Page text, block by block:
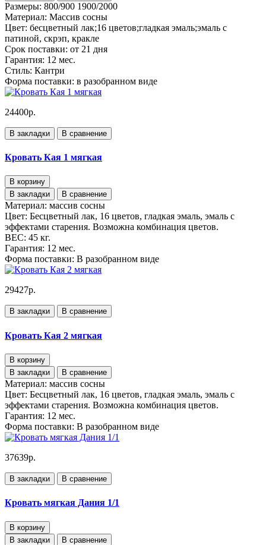
Размеры: 800/900 1900/2000
Материал: Массив сосны
Цвет: бесцветный лак;16 цветов;гладкая эмаль;эмаль с
патиной, скрэп, кракле
Срок поставки: от 21 дня
Гарантия: 12 мес.
Стиль: Кантри
Форма поставки: в разобранном виде
24400р.
В закладки В сравнение
Кровать Кая 1 мягкая
В корзину
В закладки
В сравнение
Материал: массив сосны
Цвет: Бесцветный лак, 16 цветов, гладкая эмаль, эмаль с
эффектами старения. Возможна комбинация цветов.
ВЕС: 45 кг.
Гарантия: 12 мес.
Форма поставки: В разобранном виде
29427р.
В закладки В сравнение
Кровать Кая 2 мягкая
В корзину
В закладки
В сравнение
Материал: массив сосны
Цвет: Бесцветный лак, 16 цветов, гладкая эмаль, эмаль с
эффектами старения. Возможна комбинация цветов.
Гарантия: 12 мес.
Форма поставки: В разобранном виде
37639р.
В закладки В сравнение
Кровать мягкая Дания 1/1
В корзину
В закладки
В сравнение